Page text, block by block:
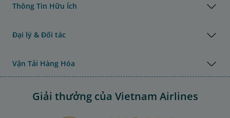
Thông Tin Hữu Ích
Đại lý & Đối tác
Vận Tải Hàng Hóa
Giải thưởng của Vietnam Airlines